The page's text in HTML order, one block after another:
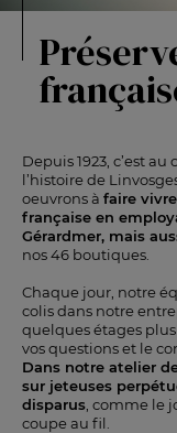
Depuis 1923, c’est
l’histoire de
oeuvrons à faire
française en
Gérardmer, mais
nos 46 boutiques.
Chaque jour, notre
colis dans notre
quelques étages
vos questions et le
Dans notre atelier
sur jeteuses
disparus , comme le
coupe au fil.